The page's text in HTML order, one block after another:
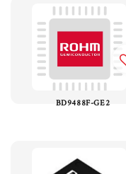
BD9488F-GE2